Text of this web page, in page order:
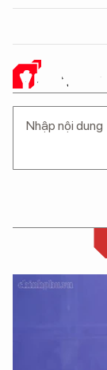
Ý KIẾN